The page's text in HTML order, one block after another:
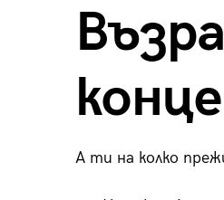
А ти на колко